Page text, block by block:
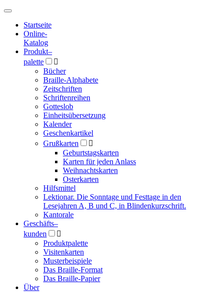
Hauptmenü
Hauptmenü
Startseite
Online-
Katalog
Produkt–
palette

Bücher
Braille-Alphabete
Zeitschriften
Schriftenreihen
Gotteslob
Einheitsübersetzung
Kalender
Geschenkartikel
Grußkarten

Geburtstagskarten
Karten für jeden Anlass
Weihnachtskarten
Osterkarten
Hilfsmittel
Lektionar. Die Sonntage und Festtage in den
Lesejahren A, B und C, in Blindenkurzschrift.
Kantorale
Geschäfts­–
kunden

Produktpalette
Visitenkarten
Musterbeispiele
Das Braille-Format
Das Braille-Papier
Über